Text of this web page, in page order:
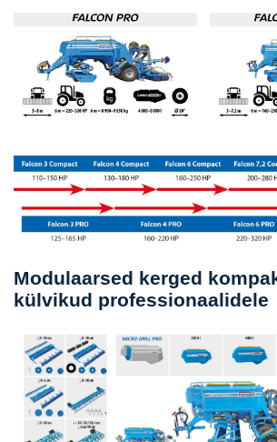
Modulaarsed kerged
külvikud professionaalidele